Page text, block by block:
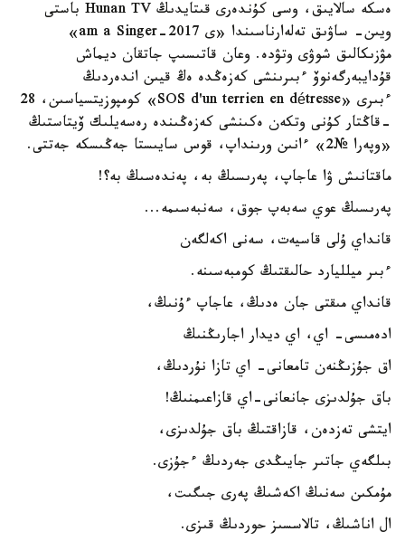
ەسكە سالايىق، وسى كۇندەرى قىتايدىڭ Hunan TV باستى
ويىن- ساۋىق تەلەارناسىندا «ى am a Singer-2017»
مۋزىكالىق شوۋى وتۋدە. وعان قاتىسىپ جاتقان ديماش
قۇدايبەرگەنوۆ ءبىرىنشى كەزەڭدە ەڭ قيىن اندەردىڭ
ءبىرى «SOS d'un terrien en détresse» كومپوزيتسياسىن، 28
-قاڭتار كۇنى وتكەن ەكىنشى كەزەڭىندە رەسەيلىك ۆيتاستىڭ
«وپەرا №2» ءانىن ورىنداپ، قوس سايىستا جەڭىسكە جەتتى.
ماقتانىش ۋا عاجاپ، پەرىسىڭ بە، پەندەسىڭ بە؟!
پەرىسىڭ عوي سەبەپ جوق، سەنبەسىمە...
قانداي ۇلى قاسيەت، سەنى اكەلگەن
ءبىر ميلليارد حالىقتىڭ كومبەسىنە.
قانداي مىقتى جان ەدىڭ، عاجاپ ءۇنىڭ،
ادەمىسى- اي، اي ديدار اجارىڭنىڭ
اق جۇزىڭنەن تامعانى- اي تازا نۇردىڭ،
باق جۇلدىزى جانعانى-اي قازاعىمنىڭ!
ايتشى تەزدەن، قازاقتىڭ باق جۇلدىزى،
بىلگەي جاتىر جايىڭدى جەردىڭ ءجۇزى.
مۇمكىن سەنىڭ اكەشىڭ پەرى جىگىت،
ال اناشىڭ، تالاسسىز حوردىڭ قىزى.